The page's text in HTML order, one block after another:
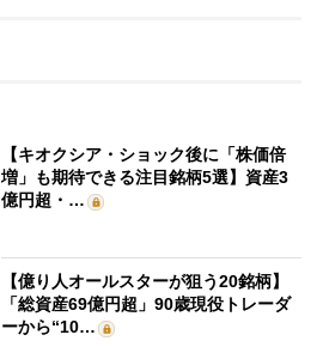
【キオクシア・ショック後に「株価倍
増」も期待できる注目銘柄5選】資産3
億円超・…
【億り人オールスターが狙う20銘柄】
「総資産69億円超」90歳現役トレーダ
ーから“10…